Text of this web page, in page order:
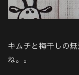
キムチと梅干しの
ね。。